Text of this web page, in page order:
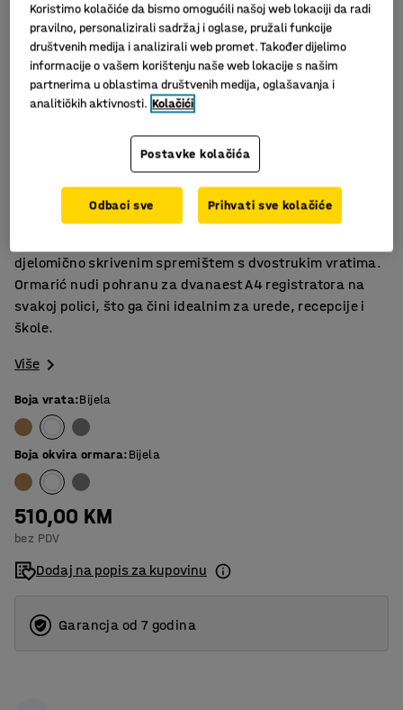
Izdržljiv laminat
Praktično spremanje
djelomično skrivenim spremištem s dvostrukim vratima.
Ormarić nudi pohranu za dvanaest A4 registratora na
svakoj polici, što ga čini idealnim za urede, recepcije i
škole.
Više
Boja vrata:Bijela
Boja okvira ormara:Bijela
510,00 KM
bez PDV
Dodaj na popis za kupovinu
Garancja od 7 godina
Koristimo kolačiće da bismo omogućili našoj web lokaciji da radi
pravilno, personalizirali sadržaj i oglase, pružali funkcije
društvenih medija i analizirali web promet. Također dijelimo
informacije o vašem korištenju naše web lokacije s našim
partnerima u oblastima društvenih medija, oglašavanja i
analitičkih aktivnosti. Kolačići
Postavke kolačića
Odbaci sve Prihvati sve kolačiće